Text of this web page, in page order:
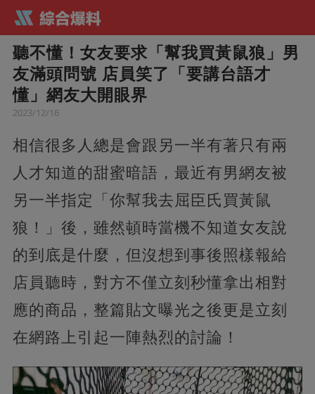
聽不懂！女友要求「幫我買黃鼠狼」男
友滿頭問號 店員笑了「要講台語才
懂」網友大開眼界
2023/12/16
相信很多人總是會跟另一半有著只有兩
人才知道的甜蜜暗語，最近有男網友被
另一半指定「你幫我去屈臣氏買黃鼠
狼！」後，雖然頓時當機不知道女友說
的到底是什麼，但沒想到事後照樣報給
店員聽時，對方不僅立刻秒懂拿出相對
應的商品，整篇貼文曝光之後更是立刻
在網路上引起一陣熱烈的討論！